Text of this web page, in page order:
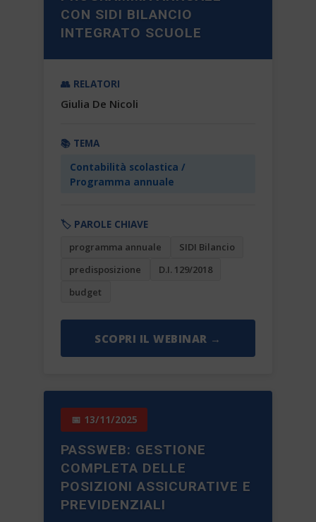
CON SIDI BILANCIO
INTEGRATO SCUOLE
👥 RELATORI
Giulia De Nicoli
📚 TEMA
Contabilità scolastica /
Programma annuale
🏷️ PAROLE CHIAVE
programma annuale
SIDI Bilancio
predisposizione
D.I. 129/2018
budget
SCOPRI IL WEBINAR →
📅 13/11/2025
PASSWEB: GESTIONE
COMPLETA DELLE
POSIZIONI ASSICURATIVE E
PREVIDENZIALI